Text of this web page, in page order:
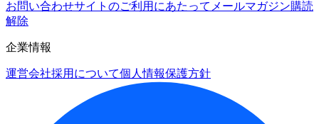
お問い合わせサイトのご利用にあたって メールマガジン購読
解除
企業情報
運営会社採用について個人情報保護方針